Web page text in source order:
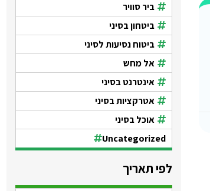
ביר סוויר
ביטחון בסיני
ביטוח נסיעות לסיני
אל מחש
אינטרנט בסיני
אטרקציות בסיני
אוכל בסיני
Uncategorized
לפי תאריך